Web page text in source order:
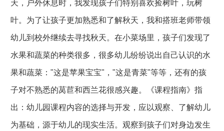
天，户外休息时，我发现孩子们特别喜欢捡树叶，玩树
叶。为了让孩子更加熟悉和了解秋天，我和搭班老师带领
幼儿到校外继续去寻找秋天。在小菜场里，孩子们发现了
水果和蔬菜的种类很多，很多幼儿纷纷说出自己认识的水
果和蔬菜："这是苹果宝宝"，"这是青菜"等等，还有的孩
子对不熟悉的莴苣和西兰花很感兴趣。《课程指南》指
出：幼儿园课程内容的选择与开发，应以观察、了解幼儿
为基础，源于幼儿的现实生活。观察到孩子们对身边发生